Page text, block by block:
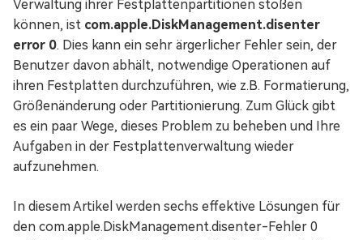
Verwaltung ihrer Festplattenpartitionen stoßen
können, ist com.apple.DiskManagement.disenter
error 0. Dies kann ein sehr ärgerlicher Fehler sein, der
Benutzer davon abhält, notwendige Operationen auf
ihren Festplatten durchzuführen, wie z.B. Formatierung,
Größenänderung oder Partitionierung. Zum Glück gibt
es ein paar Wege, dieses Problem zu beheben und Ihre
Aufgaben in der Festplattenverwaltung wieder
aufzunehmen.
In diesem Artikel werden sechs effektive Lösungen für
den com.apple.DiskManagement.disenter-Fehler 0